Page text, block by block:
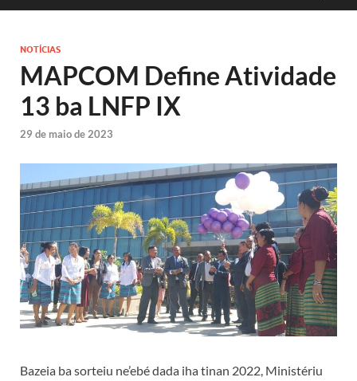
NOTÍCIAS
MAPCOM Define Atividade
13 ba LNFP IX
29 de maio de 2023
Bazeia ba sorteiu ne’ebé dada iha tinan 2022, Ministériu